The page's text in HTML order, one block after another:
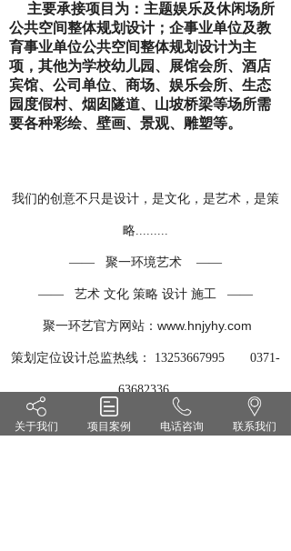
主要承接项目为：主题娱乐及休闲场所
公共空间整体规划设计；企事业单位及教
育事业单位公共空间整体规划设计为主
项，其他为学校幼儿园、展馆会所、酒店
宾馆、公司单位、商场、娱乐会所、生态
园度假村、烟囱隧道、山坡桥梁等场所需
要各种彩绘、壁画、景观、雕塑等。
我们的创意不只是设计，是文化，是艺术，是策
略.........
—— 聚一环境艺术 ——
—— 艺术 文化 策略 设计 施工 ——
聚一环艺官方网站： www.hnjyhy.com
策划定位设计总监热线： 13253667995 0371-
63682336
地址：河南省郑州市高新区冬青街65号
关于我们 项目案例 电话咨询 联系我们